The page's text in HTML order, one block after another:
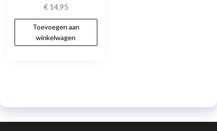
€14,95
Toevoegen aan
winkelwagen